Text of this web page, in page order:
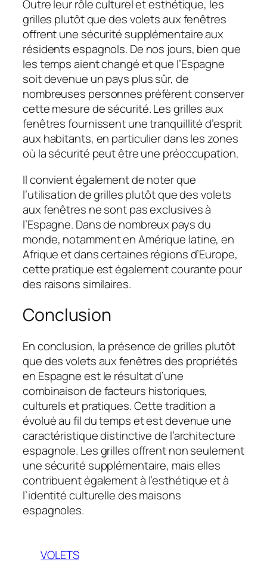
Outre leur rôle culturel et esthétique, les
grilles plutôt que des volets aux fenêtres
offrent une sécurité supplémentaire aux
résidents espagnols. De nos jours, bien que
les temps aient changé et que l’Espagne
soit devenue un pays plus sûr, de
nombreuses personnes préfèrent conserver
cette mesure de sécurité. Les grilles aux
fenêtres fournissent une tranquillité d’esprit
aux habitants, en particulier dans les zones
où la sécurité peut être une préoccupation.
Il convient également de noter que
l’utilisation de grilles plutôt que des volets
aux fenêtres ne sont pas exclusives à
l’Espagne. Dans de nombreux pays du
monde, notamment en Amérique latine, en
Afrique et dans certaines régions d’Europe,
cette pratique est également courante pour
des raisons similaires.
Conclusion
En conclusion, la présence de grilles plutôt
que des volets aux fenêtres des propriétés
en Espagne est le résultat d’une
combinaison de facteurs historiques,
culturels et pratiques. Cette tradition a
évolué au fil du temps et est devenue une
caractéristique distinctive de l’architecture
espagnole. Les grilles offrent non seulement
une sécurité supplémentaire, mais elles
contribuent également à l’esthétique et à
l’identité culturelle des maisons
espagnoles.
VOLETS